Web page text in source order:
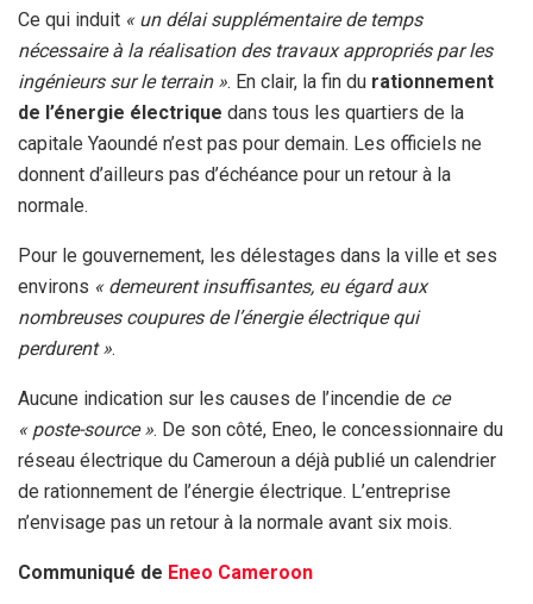
Ce qui induit « un délai supplémentaire de temps
nécessaire à la réalisation des travaux appropriés par les
ingénieurs sur le terrain ». En clair, la fin du rationnement
de l’énergie électrique dans tous les quartiers de la
capitale Yaoundé n’est pas pour demain. Les officiels ne
donnent d’ailleurs pas d’échéance pour un retour à la
normale.
Pour le gouvernement, les délestages dans la ville et ses
environs « demeurent insuffisantes, eu égard aux
nombreuses coupures de l’énergie électrique qui
perdurent ».
Aucune indication sur les causes de l’incendie de ce
« poste-source ». De son côté, Eneo, le concessionnaire du
réseau électrique du Cameroun a déjà publié un calendrier
de rationnement de l’énergie électrique. L’entreprise
n’envisage pas un retour à la normale avant six mois.
Communiqué de Eneo Cameroon